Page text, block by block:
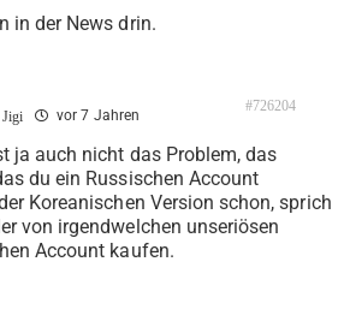
in der News drin.
Jigi vor 7 Jahren
#726204
ja auch nicht das Problem, das
du ein Russischen Account
Koreanischen Version schon, sprich
von irgendwelchen unseriösen
Account kaufen.